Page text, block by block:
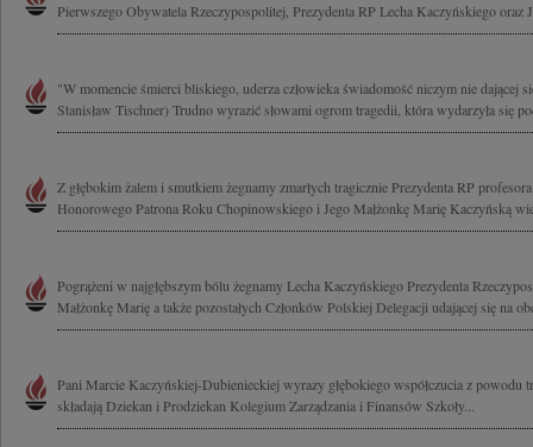
Pierwszego Obywatela Rzeczypospolitej, Prezydenta RP Lecha Kaczyńskiego oraz
"W momencie śmierci bliskiego, uderza człowieka świadomość niczym nie dającej
Stanisław Tischner) Trudno wyrazić słowami ogrom tragedii, która wydarzyła się
Z głębokim żalem i smutkiem żegnamy zmarłych tragicznie Prezydenta RP
Honorowego Patrona Roku Chopinowskiego i Jego Małżonkę Marię Kaczyńską
Pogrążeni w najgłębszym bólu żegnamy Lecha Kaczyńskiego Prezydenta
Małżonkę Marię a także pozostałych Członków Polskiej Delegacji udającej się na
Pani Marcie Kaczyńskiej-Dubienieckiej wyrazy głębokiego współczucia z powodu
składają Dziekan i Prodziekan Kolegium Zarządzania i Finansów Szkoły...